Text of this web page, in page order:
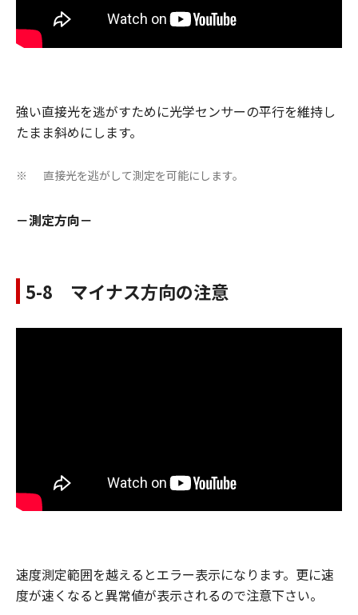
強い直接光を逃がすために光学センサーの平行を維持し
たまま斜めにします。
※ 直接光を逃がして測定を可能にします。
－測定方向－
5-8 マイナス方向の注意
速度測定範囲を越えるとエラー表示になります。更に速
度が速くなると異常値が表示されるので注意下さい。